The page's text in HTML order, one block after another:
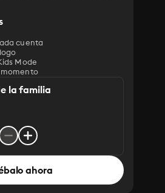
cuenta
Mode
la familia
ahora